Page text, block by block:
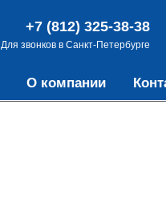
+7 (812) 325-38-38
Для звонков в Санкт-Петербурге
О компании